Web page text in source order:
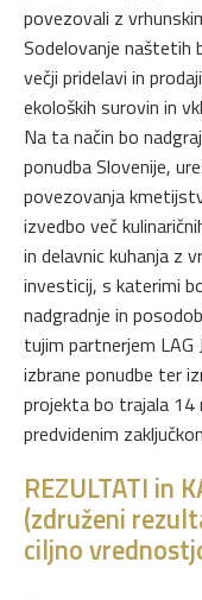
povezovali z
Sodelovanje naštetih
večji pridelavi in
ekoloških surovin in
Na ta način bo
ponudba Slovenije,
povezovanja
izvedbo več
in delavnic kuhanja z
investicij, s katerimi
nadgradnje in
tujim partnerjem LAG
izbrane ponudbe ter
projekta bo trajala 14
predvidenim
REZULTATI in
(združeni
ciljno